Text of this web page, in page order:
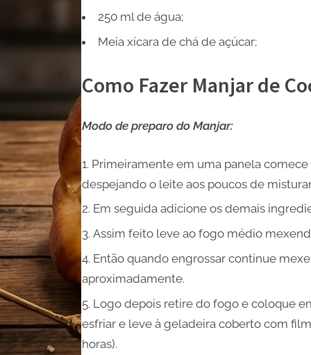
250 ml de água;
Meia xícara de chá de açúcar;
Como Fazer Manjar de
Modo de preparo do Manjar:
Primeiramente em uma panela
despejando o leite aos poucos de
Em seguida adicione os demais
Assim feito leve ao fogo médio
Então quando engrossar continue
aproximadamente.
Logo depois retire do fogo e coloque
esfriar e leve à geladeira coberto com
horas).